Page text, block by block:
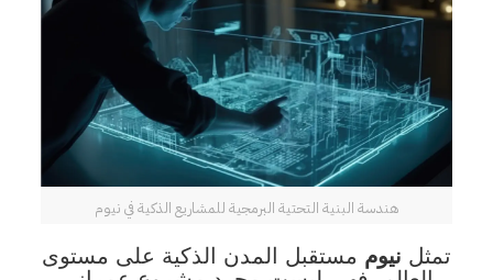
هندسة البنية التحتية البرمجية للمشاريع الذكية في نيوم
تمثل نيوم مستقبل المدن الذكية على مستوى